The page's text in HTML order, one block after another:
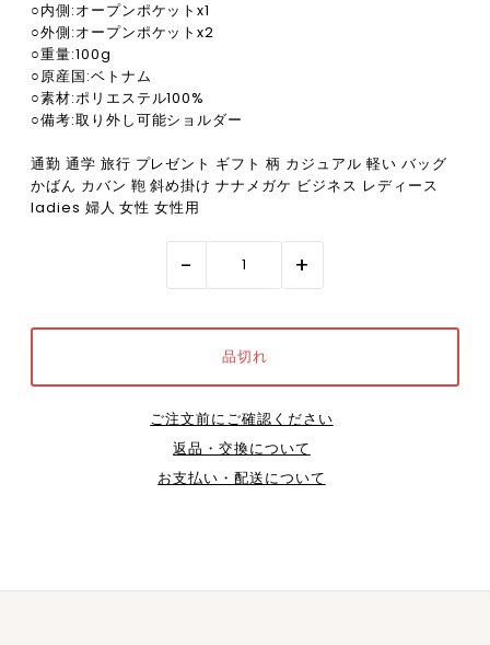
○内側:オープンポケットx1
○外側:オープンポケットx2
○重量:100g
○原産国:ベトナム
○素材:ポリエステル100%
○備考:取り外し可能ショルダー
通勤 通学 旅行 プレゼント ギフト 柄 カジュアル 軽い バッグ
かばん カバン 鞄 斜め掛け ナナメガケ ビジネス レディース
ladies 婦人 女性 女性用
- +
ご注文前にご確認ください
返品・交換について
お支払い・配送について